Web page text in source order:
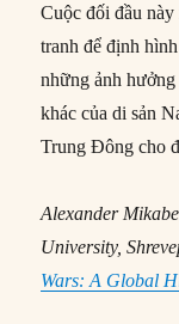
Cuộc đối đầu
tranh để định
những ảnh hưởng
khác của di sản
Trung Đông cho
Alexander
University,
Wars: A Global